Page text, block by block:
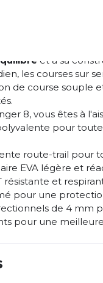
distances.
Multi-Directional-
de la route aux
vous
et à sa
les courses sur
de course souple
8, vous êtes à
pour
route-trail pour
EVA légère et
résistante et
pour une
de 4 mm
pour une